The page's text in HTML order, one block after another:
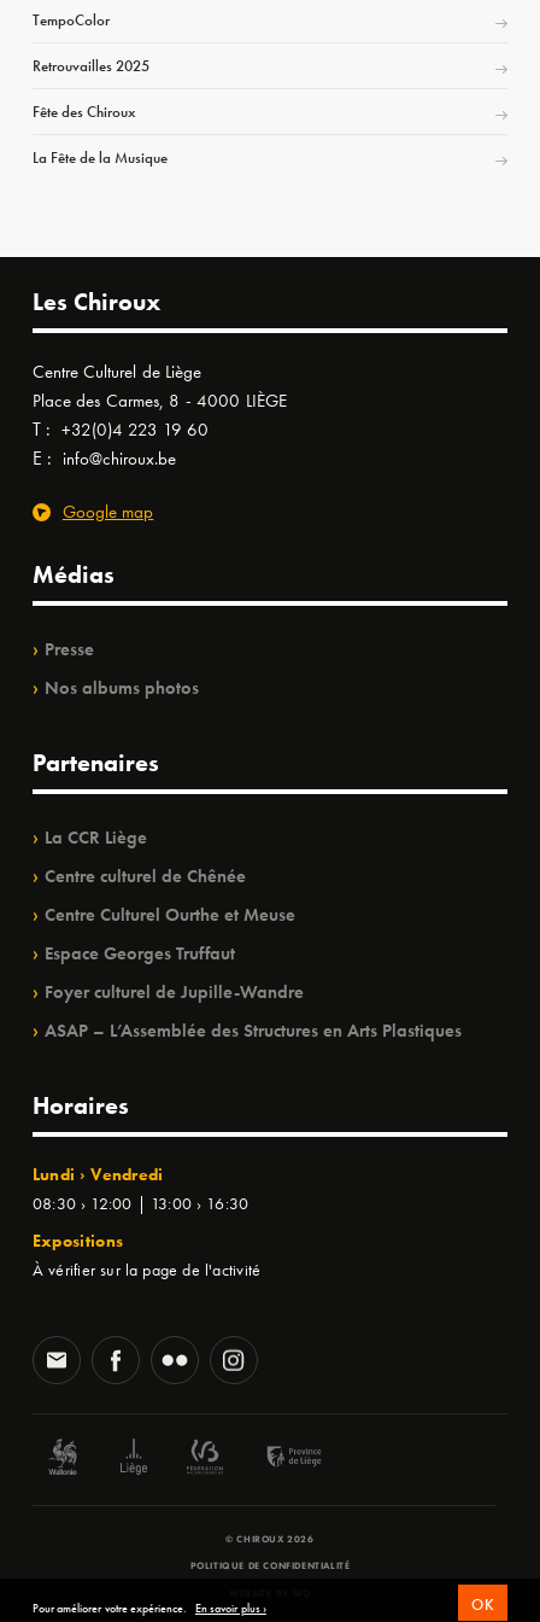
TempoColor
Retrouvailles 2025
Fête des Chiroux
La Fête de la Musique
Les Chiroux
Centre Culturel de Liège
Place des Carmes, 8 - 4000 LIÈGE
T : +32(0)4 223 19 60
E : info@chiroux.be
Google map
Médias
Presse
Nos albums photos
Partenaires
La CCR Liège
Centre culturel de Chênée
Centre Culturel Ourthe et Meuse
Espace Georges Truffaut
Foyer culturel de Jupille-Wandre
ASAP – L’Assemblée des Structures en Arts Plastiques
Horaires
Lundi › Vendredi
08:30 › 12:00 | 13:00 › 16:30
Expositions
À vérifier sur la page de l'activité
© CHIROUX 2026
POLITIQUE DE CONFIDENTIALITÉ
Pour améliorer votre expérience. En savoir plus › OK